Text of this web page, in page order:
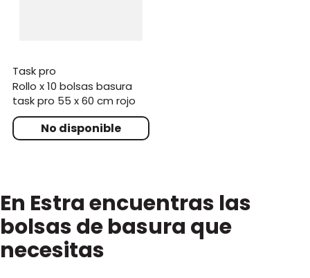
task pro
rollo x 10 bolsas basura
task pro 55 x 60 cm rojo
En Estra encuentras las
bolsas de basura que
necesitas